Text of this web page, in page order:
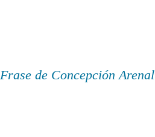
Frase de Concepción Arenal